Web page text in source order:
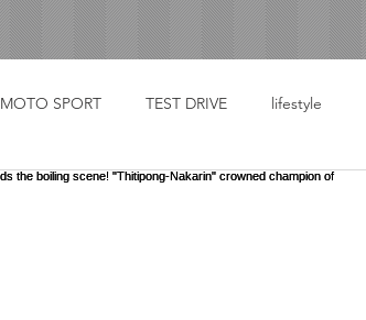
MOTO SPORT TEST DRIVE lifestyle